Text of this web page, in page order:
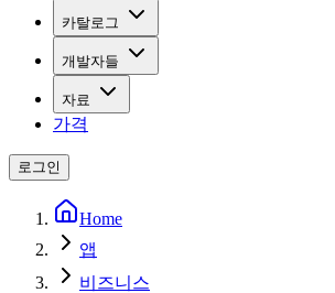
카탈로그
개발자들
자료
가격
로그인
Home
앱
비즈니스